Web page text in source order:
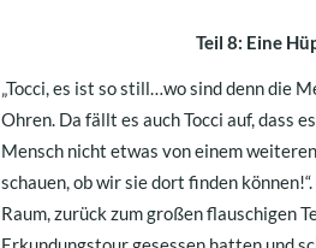
Teil 8: Eine
„Tocci, es ist so still…wo sind denn die
Ohren. Da fällt es auch Tocci auf, dass
Mensch nicht etwas von einem
schauen, ob wir sie dort finden
Raum, zurück zum großen flauschigen